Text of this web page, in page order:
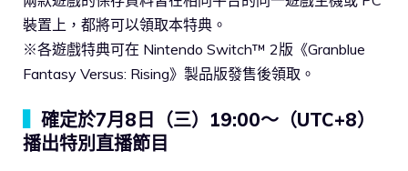
裝置上，都將可以領取本特典。
※各遊戲特典可在 Nintendo Switch™ 2版《Granblue
Fantasy Versus: Rising》製品版發售後領取。
確定於7月8日（三）19:00～（UTC+8）
播出特別直播節目